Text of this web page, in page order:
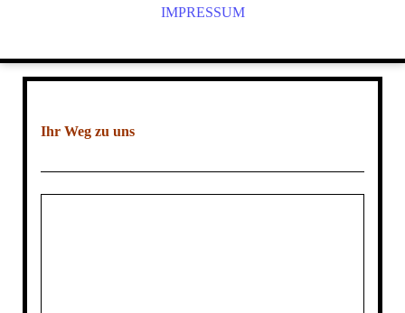
IMPRESSUM
Ihr Weg zu uns